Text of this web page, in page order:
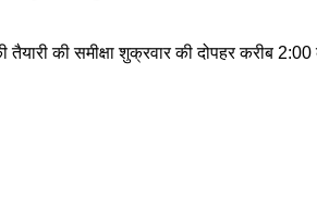
की समीक्षा शुक्रवार की दोपहर करीब